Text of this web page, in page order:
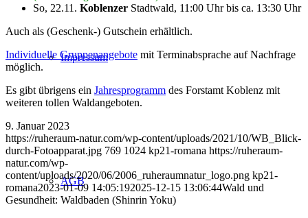
Impressum
AGB
So, 22.11. Koblenzer Stadtwald, 11:00 Uhr bis ca. 13:30 Uhr
Auch als (Geschenk-) Gutschein erhältlich.
Individuelle Gruppenangebote mit Terminabsprache auf Nachfrage
möglich.
Es gibt übrigens ein Jahresprogramm des Forstamt Koblenz mit
weiteren tollen Waldangeboten.
9. Januar 2023
https://ruheraum-natur.com/wp-content/uploads/2021/10/WB_Blick-
durch-Fotoapparat.jpg 769 1024 kp21-romana https://ruheraum-
natur.com/wp-
content/uploads/2020/06/2006_ruheraumnatur_logo.png kp21-
romana2023-01-09 14:05:192025-12-15 13:06:44Wald und
Gesundheit: Waldbaden (Shinrin Yoku)